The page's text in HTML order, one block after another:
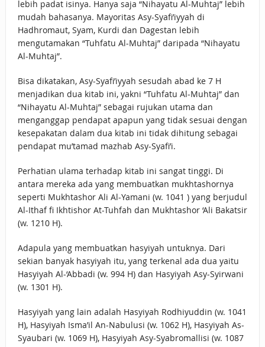
lebih padat isinya. Hanya saja “Nihayatu Al-Muhtaj” lebih
mudah bahasanya. Mayoritas Asy-Syafi’iyyah di
Hadhromaut, Syam, Kurdi dan Dagestan lebih
mengutamakan “Tuhfatu Al-Muhtaj” daripada “Nihayatu
Al-Muhtaj”.
Bisa dikatakan, Asy-Syafi’iyyah sesudah abad ke 7 H
menjadikan dua kitab ini, yakni “Tuhfatu Al-Muhtaj” dan
“Nihayatu Al-Muhtaj” sebagai rujukan utama dan
menganggap pendapat apapun yang tidak sesuai dengan
kesepakatan dalam dua kitab ini tidak dihitung sebagai
pendapat mu’tamad mazhab Asy-Syafi’i.
Perhatian ulama terhadap kitab ini sangat tinggi. Di
antara mereka ada yang membuatkan mukhtashornya
seperti Mukhtashor Ali Al-Yamani (w. 1041 ) yang berjudul
Al-Ithaf fi Ikhtishor At-Tuhfah dan Mukhtashor ‘Ali Bakatsir
(w. 1210 H).
Adapula yang membuatkan hasyiyah untuknya. Dari
sekian banyak hasyiyah itu, yang terkenal ada dua yaitu
Hasyiyah Al-‘Abbadi (w. 994 H) dan Hasyiyah Asy-Syirwani
(w. 1301 H).
Hasyiyah yang lain adalah Hasyiyah Rodhiyuddin (w. 1041
H), Hasyiyah Isma’il An-Nabulusi (w. 1062 H), Hasyiyah As-
Syaubari (w. 1069 H), Hasyiyah Asy-Syabromallisi (w. 1087